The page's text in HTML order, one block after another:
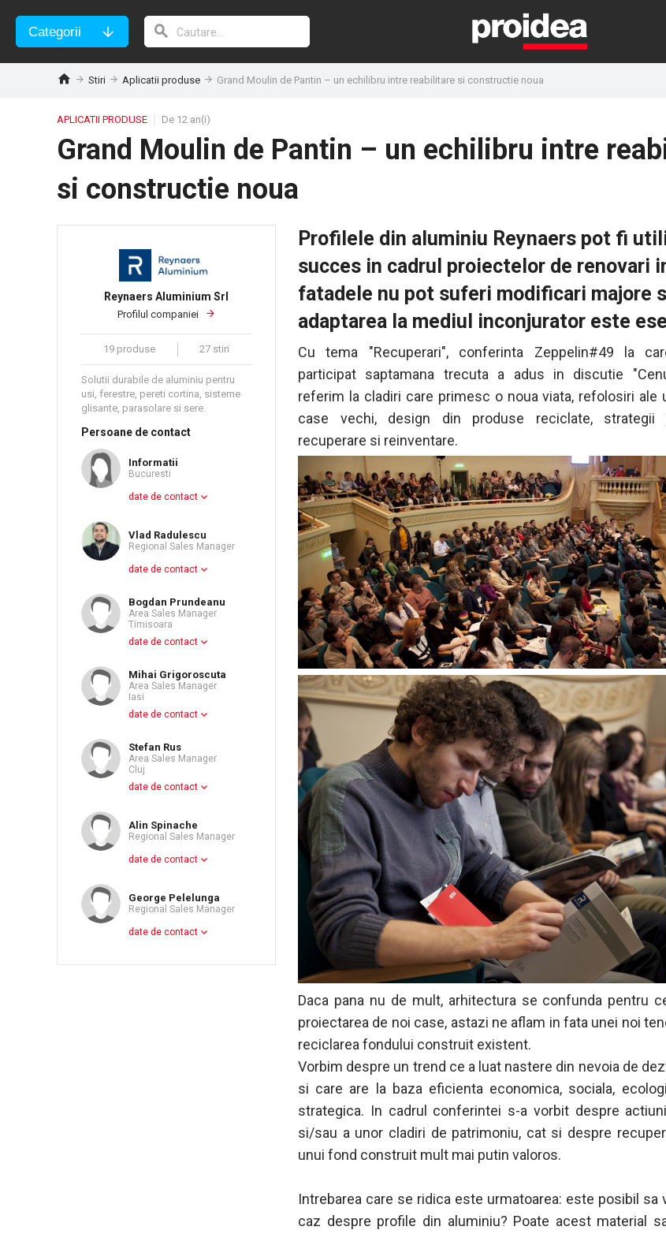
Categorii
Stiri Aplicatii produse Grand Moulin de Pantin – un echilibru intre reabilitare si constructie noua
APLICATII PRODUSE De 12 an(i)
Grand Moulin de Pantin – un echilibru intre
si constructie noua
Reynaers Aluminium Srl
Profilul companiei
19 produse 27 stiri
Solutii durabile de aluminiu pentru
usi, ferestre, pereti cortina, sisteme
glisante, parasolare si sere.
Persoane de contact
Informatii
Bucuresti
date de contact
Vlad Radulescu
Regional Sales Manager
date de contact
Bogdan Prundeanu
Area Sales Manager
Timisoara
date de contact
Mihai Grigoroscuta
Area Sales Manager
Iasi
date de contact
Stefan Rus
Area Sales Manager
Cluj
date de contact
Alin Spinache
Regional Sales Manager
date de contact
George Pelelunga
Regional Sales Manager
date de contact
Profilele din aluminiu Reynaers pot fi
succes in cadrul proiectelor de renovari
fatadele nu pot suferi modificari majore
adaptarea la mediul inconjurator este
Cu tema "Recuperari", conferinta Zeppelin#49 la
participat saptamana trecuta a adus in discutie
referim la cladiri care primesc o noua viata, refolosiri ale
case vechi, design din produse reciclate, strategii
recuperare si reinventare.
Daca pana nu de mult, arhitectura se confunda pentru
proiectarea de noi case, astazi ne aflam in fata unei noi
reciclarea fondului construit existent.
Vorbim despre un trend ce a luat nastere din nevoia de
si care are la baza eficienta economica, sociala,
strategica. In cadrul conferintei s-a vorbit despre
si/sau a unor cladiri de patrimoniu, cat si despre
unui fond construit mult mai putin valoros.
Intrebarea care se ridica este urmatoarea: este posibil sa
caz despre profile din aluminiu? Poate acest material